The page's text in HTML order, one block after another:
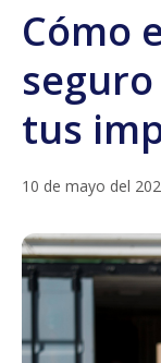
Cómo
tus
10 de mayo del